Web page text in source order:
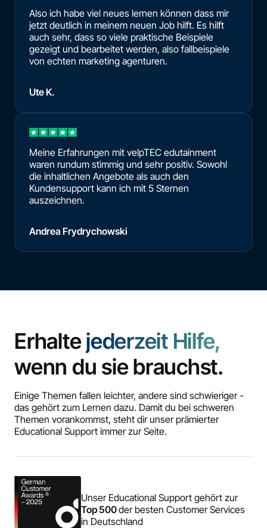
Also ich habe viel neues lernen können dass mir
jetzt deutlich in meinem neuen Job hilft. Es hilft
auch sehr, dass so viele praktische Beispiele
gezeigt und bearbeitet werden, also fallbeispiele
von echten marketing agenturen.
Ute K.
Meine Erfahrungen mit velpTEC edutainment
waren rundum stimmig und sehr positiv. Sowohl
die inhaltlichen Angebote als auch den
Kundensupport kann ich mit 5 Sternen
auszeichnen.
Andrea Frydrychowski
Erhaltejederzeit Hilfe,
wenn du sie brauchst.
Einige Themen fallen leichter, andere sind schwieriger -
das gehört zum Lernen dazu. Damit du bei schweren
Themen vorankommst, steht dir unser prämierter
Educational Support immer zur Seite.
Unser Educational Support gehört zur
Top 500der besten Customer Services
in Deutschland